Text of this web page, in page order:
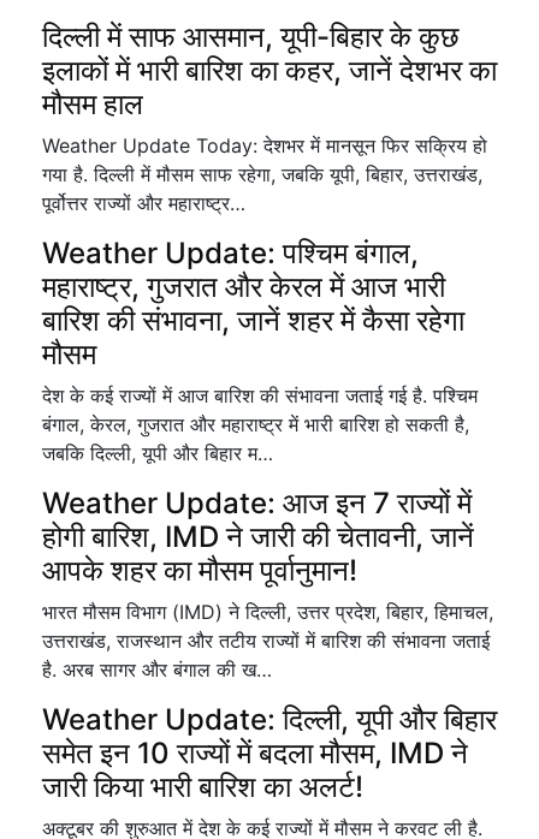
दिल्ली में साफ आसमान, यूपी-बिहार के कुछ
इलाकों में भारी बारिश का कहर, जानें देशभर का
मौसम हाल
Weather Update Today: देशभर में मानसून फिर सक्रिय हो
गया है. दिल्ली में मौसम साफ रहेगा, जबकि यूपी, बिहार, उत्तराखंड,
पूर्वोत्तर राज्यों और महाराष्ट्र…
Weather Update: पश्चिम बंगाल,
महाराष्ट्र, गुजरात और केरल में आज भारी
बारिश की संभावना, जानें शहर में कैसा रहेगा
मौसम
देश के कई राज्यों में आज बारिश की संभावना जताई गई है. पश्चिम
बंगाल, केरल, गुजरात और महाराष्ट्र में भारी बारिश हो सकती है,
जबकि दिल्ली, यूपी और बिहार म…
Weather Update: आज इन 7 राज्यों में
होगी बारिश, IMD ने जारी की चेतावनी, जानें
आपके शहर का मौसम पूर्वानुमान!
भारत मौसम विभाग (IMD) ने दिल्ली, उत्तर प्रदेश, बिहार, हिमाचल,
उत्तराखंड, राजस्थान और तटीय राज्यों में बारिश की संभावना जताई
है. अरब सागर और बंगाल की ख…
Weather Update: दिल्ली, यूपी और बिहार
समेत इन 10 राज्यों में बदला मौसम, IMD ने
जारी किया भारी बारिश का अलर्ट!
अक्टूबर की शुरुआत में देश के कई राज्यों में मौसम ने करवट ली है.